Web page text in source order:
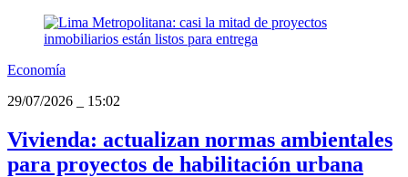
Economía
29/07/2026
15:02
Vivienda: actualizan normas ambientales
para proyectos de habilitación urbana